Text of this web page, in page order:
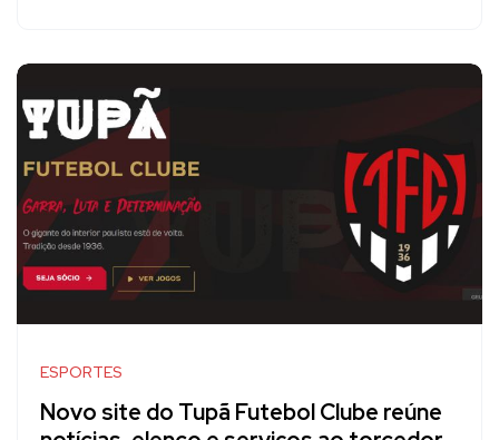
ESPORTES
Novo site do Tupã Futebol Clube reúne